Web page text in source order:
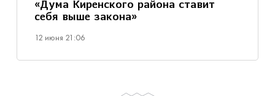
«Дума Киренского района ставит
себя выше закона»
12 июня 21:06